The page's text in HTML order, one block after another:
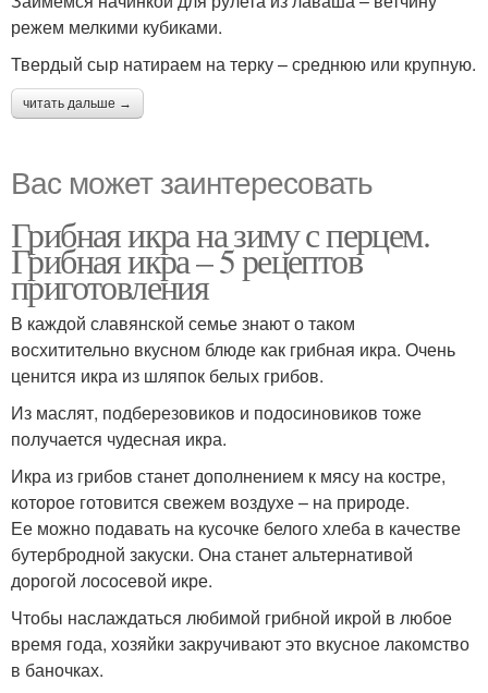
режем мелкими кубиками.
Твердый сыр натираем на терку – среднюю или крупную.
читать дальше →
Вас может заинтересовать
Грибная икра на зиму с перцем.
Грибная икра – 5 рецептов
приготовления
В каждой славянской семье знают о таком
восхитительно вкусном блюде как грибная икра. Очень
ценится икра из шляпок белых грибов.
Из маслят, подберезовиков и подосиновиков тоже
получается чудесная икра.
Икра из грибов станет дополнением к мясу на костре,
которое готовится свежем воздухе – на природе.
Ее можно подавать на кусочке белого хлеба в качестве
бутербродной закуски. Она станет альтернативой
дорогой лососевой икре.
Чтобы наслаждаться любимой грибной икрой в любое
время года, хозяйки закручивают это вкусное лакомство
в баночках.